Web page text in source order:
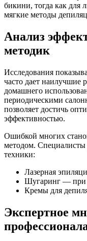
бикини, тогда как для
мягкие методы
Анализ
методик
Исследования
часто дает наилучшие
домашнего
периодическими
позволяет достичь
эффективностью.
Ошибкой многих
методом. Специалисты
техники:
Лазерная
Шугаринг — при
Кремы для
Экспертное